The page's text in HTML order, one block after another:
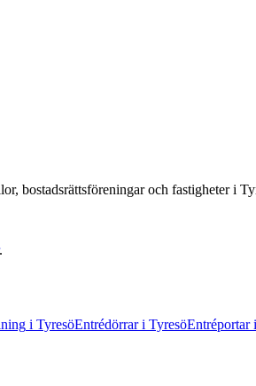
bostadsrättsföreningar och fastigheteri
.
i TyresöEntrédörrar i TyresöEntréportar i